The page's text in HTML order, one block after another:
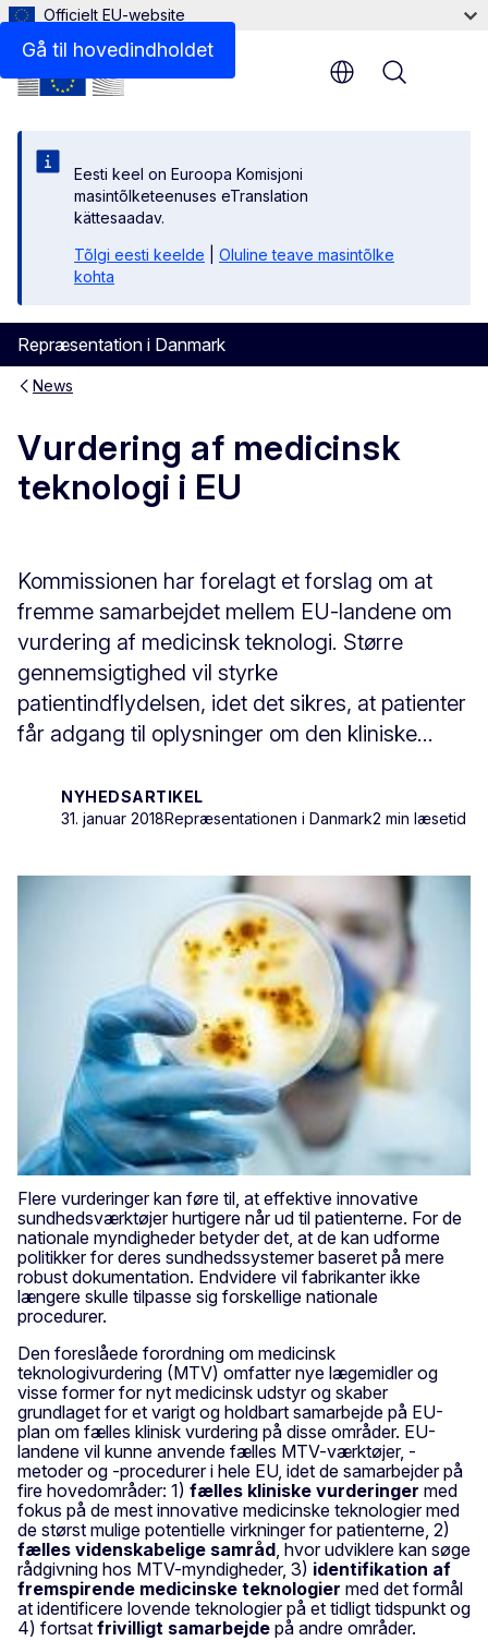
Gå til hovedindholdet
Officielt EU-website
Eesti keel on Euroopa Komisjoni
masintõlketeenuses eTranslation
kättesaadav.
Tõlgi eesti keelde
Oluline teave masintõlke
kohta
Repræsentation i Danmark
Menu
News
Vurdering af medicinsk
teknologi i EU
Kommissionen har forelagt et forslag om at
fremme samarbejdet mellem EU-landene om
vurdering af medicinsk teknologi. Større
gennemsigtighed vil styrke
patientindflydelsen, idet det sikres, at patienter
får adgang til oplysninger om den kliniske...
NYHEDSARTIKEL
31. januar 2018Repræsentationen i Danmark2 min læsetid
Flere vurderinger kan føre til, at effektive innovative
sundhedsværktøjer hurtigere når ud til patienterne. For de
nationale myndigheder betyder det, at de kan udforme
politikker for deres sundhedssystemer baseret på mere
robust dokumentation. Endvidere vil fabrikanter ikke
længere skulle tilpasse sig forskellige nationale
procedurer.
Den foreslåede forordning om medicinsk
teknologivurdering (MTV) omfatter nye lægemidler og
visse former for nyt medicinsk udstyr og skaber
grundlaget for et varigt og holdbart samarbejde på EU-
plan om fælles klinisk vurdering på disse områder. EU-
landene vil kunne anvende fælles MTV-værktøjer, -
metoder og -procedurer i hele EU, idet de samarbejder på
fire hovedområder: 1) fælles kliniske vurderinger med
fokus på de mest innovative medicinske teknologier med
de størst mulige potentielle virkninger for patienterne, 2)
fælles videnskabelige samråd, hvor udviklere kan søge
rådgivning hos MTV-myndigheder, 3) identifikation af
fremspirende medicinske teknologier med det formål
at identificere lovende teknologier på et tidligt tidspunkt og
4) fortsat frivilligt samarbejde på andre områder.